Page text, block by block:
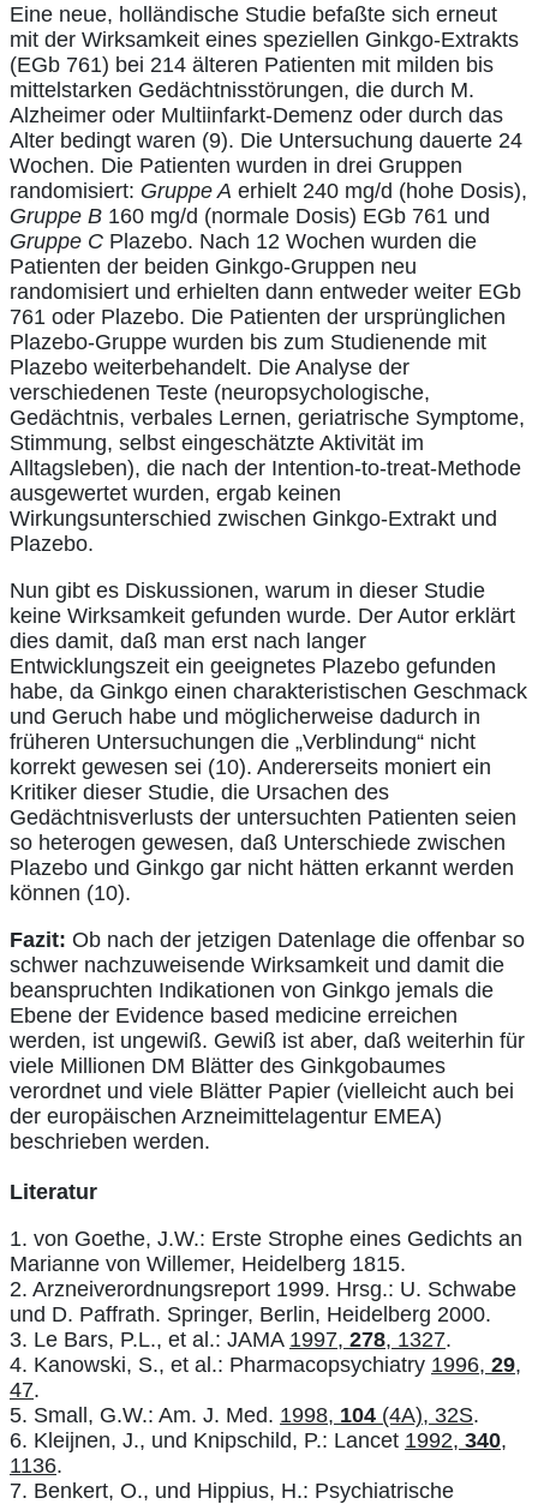
Eine neue, holländische Studie befaßte sich erneut
mit der Wirksamkeit eines speziellen Ginkgo-Extrakts
(EGb 761) bei 214 älteren Patienten mit milden bis
mittelstarken Gedächtnisstörungen, die durch M.
Alzheimer oder Multiinfarkt-Demenz oder durch das
Alter bedingt waren (9). Die Untersuchung dauerte 24
Wochen. Die Patienten wurden in drei Gruppen
randomisiert: Gruppe A erhielt 240 mg/d (hohe Dosis),
Gruppe B 160 mg/d (normale Dosis) EGb 761 und
Gruppe C Plazebo. Nach 12 Wochen wurden die
Patienten der beiden Ginkgo-Gruppen neu
randomisiert und erhielten dann entweder weiter EGb
761 oder Plazebo. Die Patienten der ursprünglichen
Plazebo-Gruppe wurden bis zum Studienende mit
Plazebo weiterbehandelt. Die Analyse der
verschiedenen Teste (neuropsychologische,
Gedächtnis, verbales Lernen, geriatrische Symptome,
Stimmung, selbst eingeschätzte Aktivität im
Alltagsleben), die nach der Intention-to-treat-Methode
ausgewertet wurden, ergab keinen
Wirkungsunterschied zwischen Ginkgo-Extrakt und
Plazebo.
Nun gibt es Diskussionen, warum in dieser Studie
keine Wirksamkeit gefunden wurde. Der Autor erklärt
dies damit, daß man erst nach langer
Entwicklungszeit ein geeignetes Plazebo gefunden
habe, da Ginkgo einen charakteristischen Geschmack
und Geruch habe und möglicherweise dadurch in
früheren Untersuchungen die „Verblindung“ nicht
korrekt gewesen sei (10). Andererseits moniert ein
Kritiker dieser Studie, die Ursachen des
Gedächtnisverlusts der untersuchten Patienten seien
so heterogen gewesen, daß Unterschiede zwischen
Plazebo und Ginkgo gar nicht hätten erkannt werden
können (10).
Fazit: Ob nach der jetzigen Datenlage die offenbar so
schwer nachzuweisende Wirksamkeit und damit die
beanspruchten Indikationen von Ginkgo jemals die
Ebene der Evidence based medicine erreichen
werden, ist ungewiß. Gewiß ist aber, daß weiterhin für
viele Millionen DM Blätter des Ginkgobaumes
verordnet und viele Blätter Papier (vielleicht auch bei
der europäischen Arzneimittelagentur EMEA)
beschrieben werden.
Literatur
1. von Goethe, J.W.: Erste Strophe eines Gedichts an
Marianne von Willemer, Heidelberg 1815.
2. Arzneiverordnungsreport 1999. Hrsg.: U. Schwabe
und D. Paffrath. Springer, Berlin, Heidelberg 2000.
3. Le Bars, P.L., et al.: JAMA 1997, 278, 1327.
4. Kanowski, S., et al.: Pharmacopsychiatry 1996, 29,
47.
5. Small, G.W.: Am. J. Med. 1998, 104 (4A), 32S.
6. Kleijnen, J., und Knipschild, P.: Lancet 1992, 340,
1136.
7. Benkert, O., und Hippius, H.: Psychiatrische